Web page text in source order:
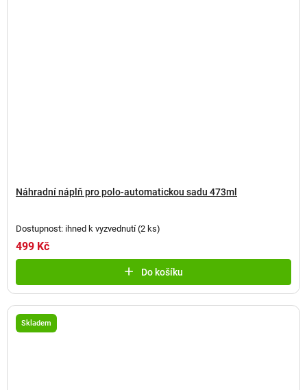
Náhradní náplň pro polo-automatickou sadu 473ml
Dostupnost: ihned k vyzvednutí(2 ks)
499 Kč
Do košíku
Skladem